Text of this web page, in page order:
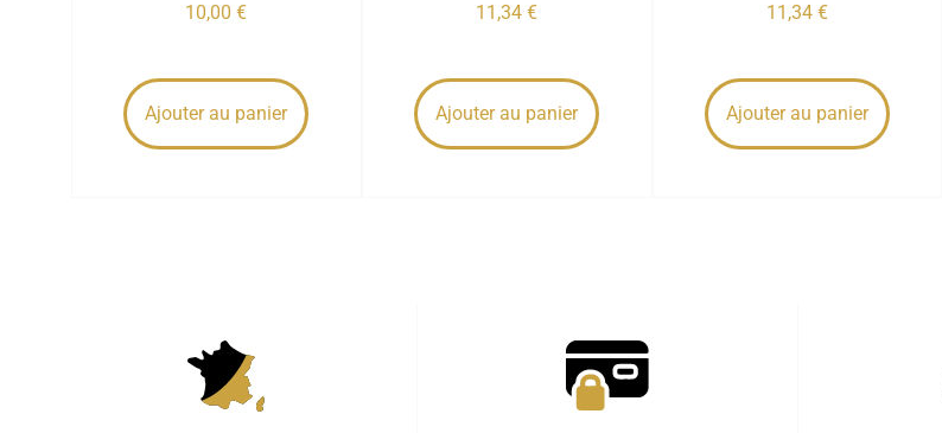
10,00€
Ajouter au panier
11,34€
Ajouter au panier
11,34 €
Ajouter au panier